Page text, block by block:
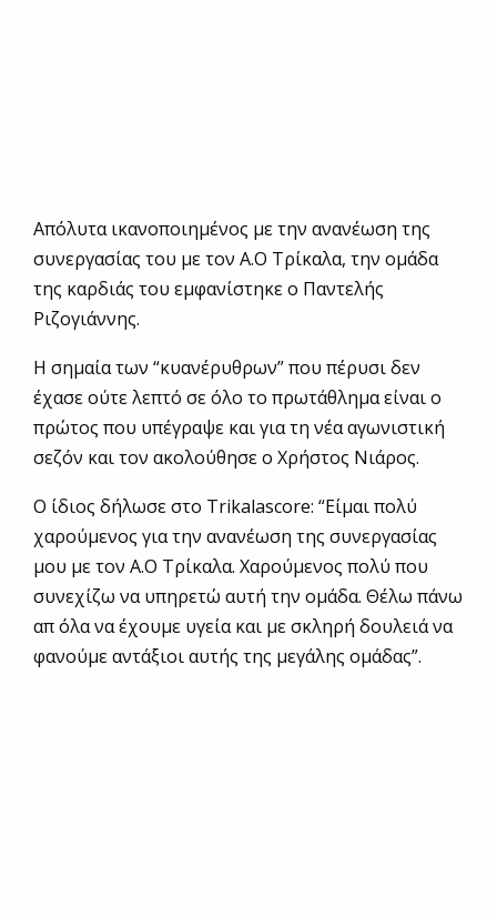
Aπόλυτα ικανοποιημένος με την ανανέωση της
συνεργασίας του με τον Α.Ο Τρίκαλα, την ομάδα
της καρδιάς του εμφανίστηκε ο Παντελής
Ριζογιάννης.
Η σημαία των “κυανέρυθρων” που πέρυσι δεν
έχασε ούτε λεπτό σε όλο το πρωτάθλημα είναι ο
πρώτος που υπέγραψε και για τη νέα αγωνιστική
σεζόν και τον ακολούθησε ο Χρήστος Νιάρος.
Ο ίδιος δήλωσε στο Trikalascore: “Είμαι πολύ
χαρούμενος για την ανανέωση της συνεργασίας
μου με τον Α.Ο Τρίκαλα. Χαρούμενος πολύ που
συνεχίζω να υπηρετώ αυτή την ομάδα. Θέλω πάνω
απ όλα να έχουμε υγεία και με σκληρή δουλειά να
φανούμε αντάξιοι αυτής της μεγάλης ομάδας”.